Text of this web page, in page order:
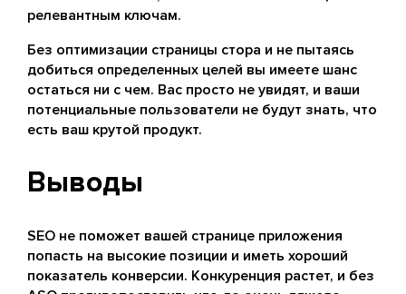
релевантным ключам.
Без оптимизации страницы стора и не пытаясь
добиться определенных целей вы имеете шанс
остаться ни с чем. Вас просто не увидят, и ваши
потенциальные пользователи не будут знать, что
есть ваш крутой продукт.
Выводы
SEO не поможет вашей странице приложения
попасть на высокие позиции и иметь хороший
показатель конверсии. Конкуренция растет, и без